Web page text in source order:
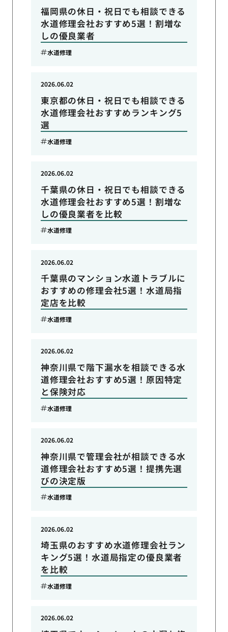
福岡県の休日・祝日でも相談できる
水道修理会社おすすめ5選！割増な
しの優良業者
水道修理
東京都の休日・祝日でも相談できる
水道修理会社おすすめランキング5
選
2026.06.02
水道修理
千葉県の休日・祝日でも相談できる
水道修理会社おすすめ5選！割増な
しの優良業者を比較
2026.06.02
水道修理
千葉県のマンション水道トラブルに
おすすめの修理会社5選！水道局指
定店を比較
2026.06.02
水道修理
神奈川県で階下漏水を相談できる水
道修理会社おすすめ5選！原因特定
と保険対応
2026.06.02
水道修理
神奈川県で管理会社が相談できる水
道修理会社おすすめ5選！提携先選
びの決定版
2026.06.02
水道修理
埼玉県のおすすめ水道修理会社ラン
キング5選！水道局指定の優良業者
を比較
2026.06.02
水道修理
2026.06.02